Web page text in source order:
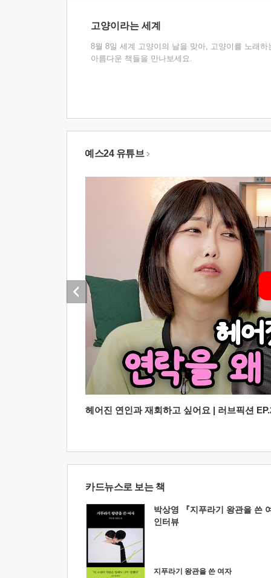
고양이라는 세계
8월 8일 세계 고양이의 날을 맞아, 고양이를 노래하
아름다운 책들을 만나보세요.
예스24 유튜브
헤어진 연인과 재회하고 싶어요 | 러브픽션
카드뉴스로 보는 책
박상영 『지푸라기 왕관을 쓴
인터뷰
지푸라기 왕관을 쓴 여자